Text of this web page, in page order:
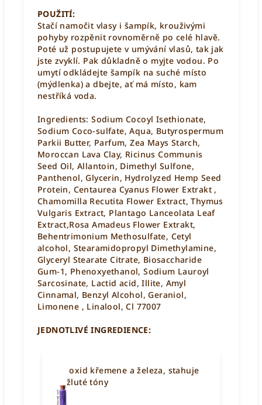
POUŽITÍ:
Stačí namočit vlasy i šampík, krouživými
pohyby rozpěnit rovnoměrně po celé hlavě.
Poté už postupujete v umývání vlasů, tak jak
jste zvyklí. Pak důkladně o myjte vodou. Po
umytí odkládejte šampík na suché místo
(mýdlenka) a dbejte, ať má místo, kam
nestříká voda.
Ingredients: Sodium Cocoyl Isethionate,
Sodium Coco-sulfate, Aqua, Butyrospermum
Parkii Butter, Parfum, Zea Mays Starch,
Moroccan Lava Clay, Ricinus Communis
Seed Oil, Allantoin, Dimethyl Sulfone,
Panthenol, Glycerin, Hydrolyzed Hemp Seed
Protein, Centaurea Cyanus Flower Extrakt ,
Chamomilla Recutita Flower Extract, Thymus
Vulgaris Extract, Plantago Lanceolata Leaf
Extract,Rosa Amadeus Flower Extrakt,
Behentrimonium Methosulfate, Cetyl
alcohol, Stearamidopropyl Dimethylamine,
Glyceryl Stearate Citrate, Biosaccharide
Gum-1, Phenoxyethanol, Sodium Lauroyl
Sarcosinate, Lactid acid, Illite, Amyl
Cinnamal, Benzyl Alcohol, Geraniol,
Limonene , Linalool, Cl 77007
JEDNOTLIVÉ INGREDIENCE:
oxid křemene a železa, stahuje
žluté tóny